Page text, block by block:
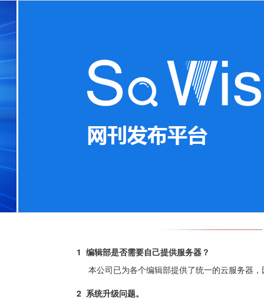
1 编辑部是否需要自己提供服务器？
本公司已为各个编辑部提供了统一的云服务器
2 系统升级问题。